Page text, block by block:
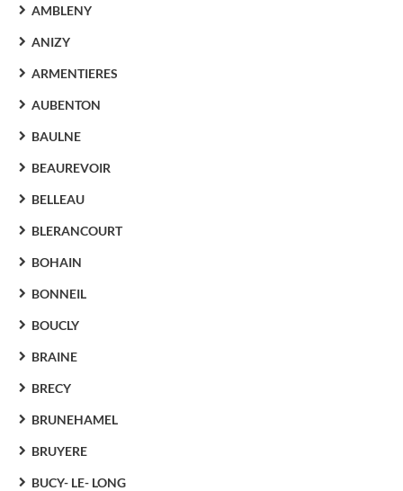
AMBLENY
ANIZY
ARMENTIERES
AUBENTON
BAULNE
BEAUREVOIR
BELLEAU
BLERANCOURT
BOHAIN
BONNEIL
BOUCLY
BRAINE
BRECY
BRUNEHAMEL
BRUYERE
BUCY- LE- LONG